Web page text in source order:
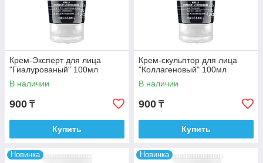
Крем-Эксперт для лица
"Гиалурованый" 100мл
В наличии
900 ₸
Купить
Крем-скульптор для лица
"Коллагеновый" 100мл
В наличии
900 ₸
Купить
Новинка Новинка